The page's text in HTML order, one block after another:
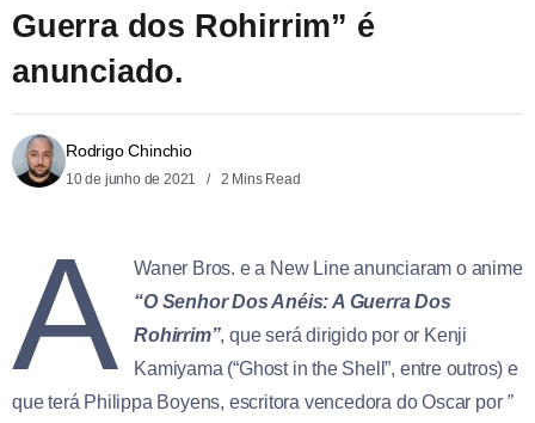
Guerra dos Rohirrim” é
anunciado.
Rodrigo Chinchio
10 de junho de 2021 2 Mins Read
A
Waner Bros. e a New Line anunciaram o anime
“O Senhor Dos Anéis: A Guerra Dos
Rohirrim”, que será dirigido por or Kenji
Kamiyama (“Ghost in the Shell”, entre outros) e
que terá Philippa Boyens, escritora vencedora do Oscar por ”